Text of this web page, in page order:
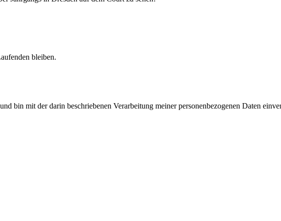
bleiben.
bin mit der darin beschriebenen Verarbeitung meiner personenbezogenen Daten